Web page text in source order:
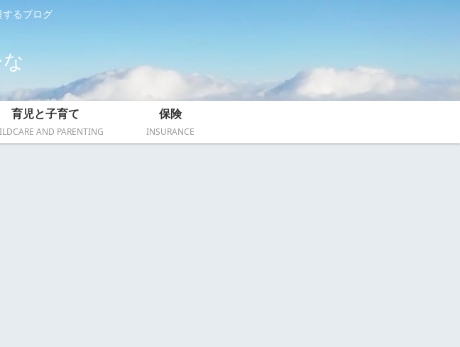
するブログ
育児と子育て
AND PARENTING
保険
INSURANCE